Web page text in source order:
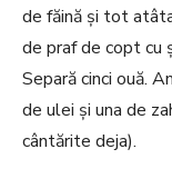
de făină și tot
de praf de copt cu
Separă cinci ouă.
de ulei și una de
cântărite deja).